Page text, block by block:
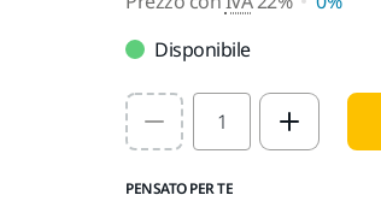
Disponibile
Select quantity value
PENSATO PER TE